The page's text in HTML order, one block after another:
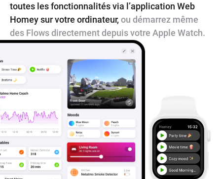
toutes les fonctionnalités via l’application Web
Homey sur votre ordinateur, ou démarrez même
des Flows directement depuis votre Apple Watch.